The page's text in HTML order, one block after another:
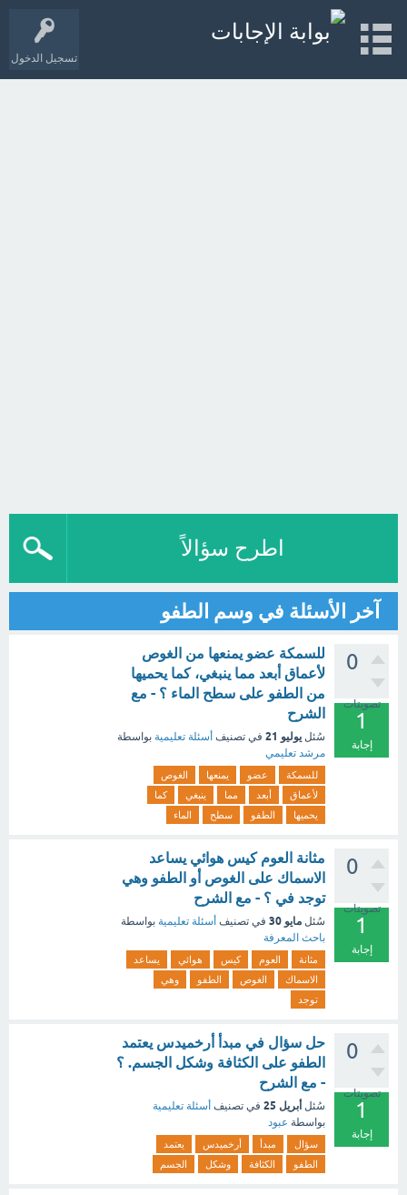
تسجيل الدخول
اطرح سؤالاً
آخر الأسئلة في وسم الطفو
0
تصويتات
1
إجابة
للسمكة عضو يمنعها من الغوص
لأعماق أبعد مما ينبغي، كما يحميها
من الطفو على سطح الماء ؟ - مع
الشرح
سُئل يوليو 21 في تصنيف أسئلة تعليمية بواسطة
مرشد تعليمي
للسمكة عضو يمنعها
الغوص
لأعماق
أبعد مما ينبغي
كما
يحميها
الطفو سطح الماء
0
تصويتات
1
إجابة
مثانة العوم كيس هوائي يساعد
الاسماك على الغوص أو الطفو وهي
توجد في ؟ - مع الشرح
سُئل مايو 30 في تصنيف أسئلة تعليمية بواسطة
باحث المعرفة
مثانة العوم كيس هوائي
يساعد
الاسماك
الغوص الطفو
وهي
توجد
0
تصويتات
1
إجابة
حل سؤال في مبدأ أرخميدس يعتمد
الطفو على الكثافة وشكل الجسم. ؟
- مع الشرح
سُئل أبريل 25 في تصنيف أسئلة تعليمية
بواسطة عبود
سؤال مبدأ أرخميدس
يعتمد
الطفو
الكثافة وشكل الجسم